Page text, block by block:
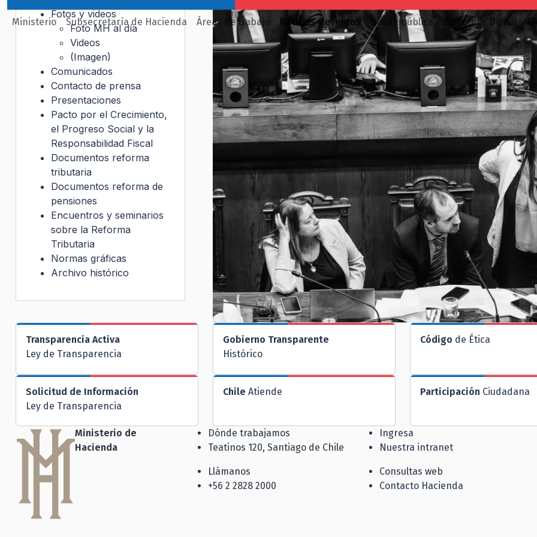
Ministerio Subsecretaría de Hacienda Áreas de trabajo Noticias y eventos Deuda pública Biblioteca Digital
Fotos y videos
Foto MH al día
Videos
(Imagen)
Comunicados
Contacto de prensa
Presentaciones
Pacto por el Crecimiento,
el Progreso Social y la
Responsabilidad Fiscal
Documentos reforma
tributaria
Documentos reforma de
pensiones
Encuentros y seminarios
sobre la Reforma
Tributaria
Normas gráficas
Archivo histórico
Transparencia Activa
Ley de Transparencia
Gobierno Transparente
Histórico
Código de Ética
Solicitud de Información
Ley de Transparencia
Chile Atiende Participación Ciudadana
Ministerio de
Hacienda
Dónde trabajamos
Teatinos 120, Santiago de Chile
Llámanos
+56 2 2828 2000
Ingresa
Nuestra intranet
Consultas web
Contacto Hacienda